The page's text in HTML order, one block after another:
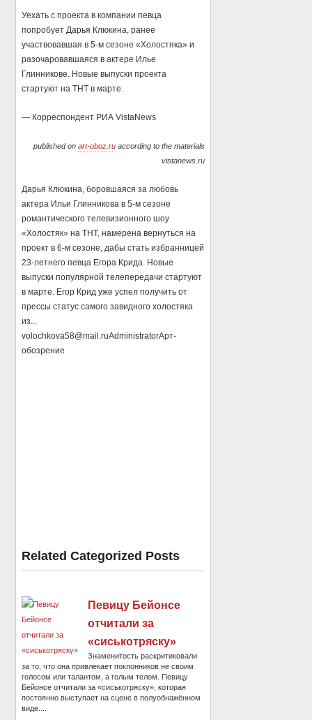
Уехать с проекта в компании певца
попробует Дарья Клюкина, ранее
участвовавшая в 5-м сезоне «Холостяка» и
разочаровавшаяся в актере Илье
Глинникове. Новые выпуски проекта
стартуют на ТНТ в марте.
— Корреспондент РИА VistaNews
published on art-oboz.ruaccording to the materials
vistanews.ru
Дарья Клюкина, боровшаяся за любовь
актера Ильи Глинникова в 5-м сезоне
романтического телевизионного шоу
«Холостяк» на ТНТ, намерена вернуться на
проект в 6-м сезоне, дабы стать избранницей
23-летнего певца Егора Крида. Новые
выпуски популярной телепередачи стартуют
в марте. Егор Крид уже успел получить от
прессы статус самого завидного холостяка
из...
volochkova58@mail.ruAdministratorАрт-
обозрение
Related Categorized Posts
Певицу Бейонсе
отчитали за
«сиськотряску»
Знаменитость раскритиковали
за то, что она привлекает поклонников не своим
голосом или талантом, а голым телом. Певицу
Бейонсе отчитали за «сиськотряску», которая
постоянно выступает на сцене в полуобнажённом
виде....